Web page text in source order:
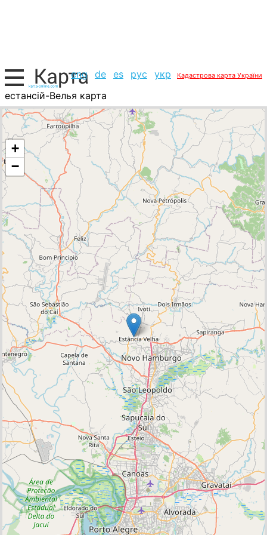
eng de es рус укр Кадастрова карта України
естансій-Велья карта
Бразилія, список міст
+
−